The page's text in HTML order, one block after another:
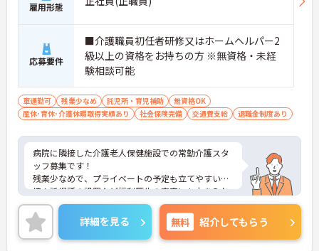
雇用形態
応募要件
■介護職員初任者研修又はホームヘルパー2
級以上の資格をお持ちの方 ※無資格・未経
験相談可能
車通勤可 残業少なめ 託児所・育児補助
無資格OK
産休･育休･介護休暇取得実績あり
社会保険完備 交通費支給 退職金制度あり
病院に隣接した介護老人保健施設での常勤介護スタ
ッフ募集です！
残業少なめで、プライベートの予定も立てやすい環
境！託児所の設置など福利厚生の充実にも力を入れ
ているので安心して長期での就業が可能です！
ご興味ある方には、面接のポイントなど、さらに詳
細をお話致しますのでお気軽にご相談ください。
詳細を見る 無料 紹介してもらう